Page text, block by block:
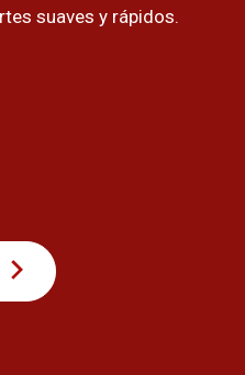
suaves y rápidos.